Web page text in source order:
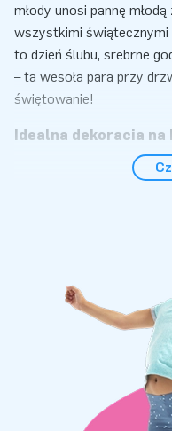
młody unosi pannę
wszystkimi świątecznymi
to dzień ślubu, srebrne
– ta wesoła para przy
świętowanie!
Idealna dekoracja na
Figurka dmuchana nie
przyjęcie w ogrodzie lub
rodziny. Kołki, liny i
gotowe do użycia za
miłość przemówi!
Jakość i obsługa od
Jak należny oczekiwać
charakteryzuje się
standardową 1‑roczną